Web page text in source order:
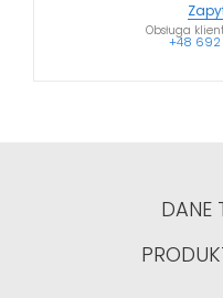
Obsługa
+48 692
DANE